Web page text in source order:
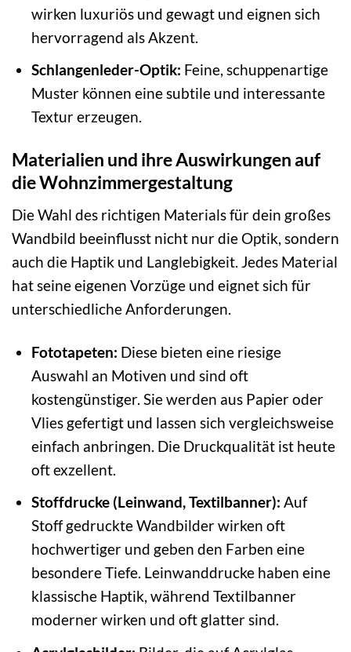
wirken luxuriös und gewagt und eignen sich
hervorragend als Akzent.
Schlangenleder-Optik: Feine, schuppenartige
Muster können eine subtile und interessante
Textur erzeugen.
Materialien und ihre Auswirkungen auf
die Wohnzimmergestaltung
Die Wahl des richtigen Materials für dein großes
Wandbild beeinflusst nicht nur die Optik, sondern
auch die Haptik und Langlebigkeit. Jedes Material
hat seine eigenen Vorzüge und eignet sich für
unterschiedliche Anforderungen.
Fototapeten: Diese bieten eine riesige
Auswahl an Motiven und sind oft
kostengünstiger. Sie werden aus Papier oder
Vlies gefertigt und lassen sich vergleichsweise
einfach anbringen. Die Druckqualität ist heute
oft exzellent.
Stoffdrucke (Leinwand, Textilbanner): Auf
Stoff gedruckte Wandbilder wirken oft
hochwertiger und geben den Farben eine
besondere Tiefe. Leinwanddrucke haben eine
klassische Haptik, während Textilbanner
moderner wirken und oft glatter sind.